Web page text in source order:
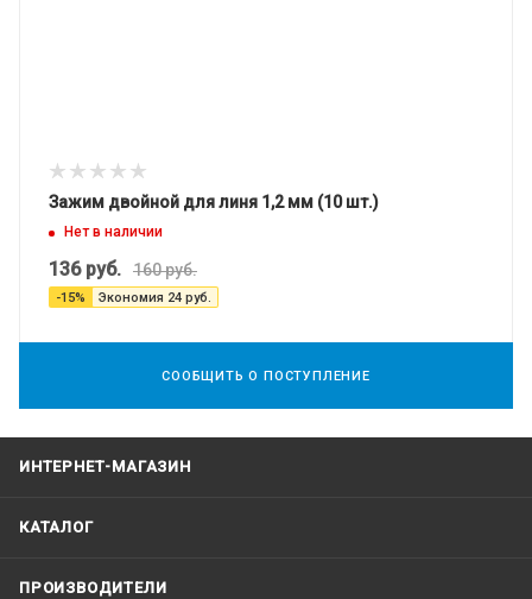
Зажим двойной для линя 1,2 мм (10 шт.)
Нет в наличии
136руб. 160руб.
-15% Экономия 24 руб.
СООБЩИТЬ О ПОСТУПЛЕНИЕ
ИНТЕРНЕТ-МАГАЗИН
КАТАЛОГ
ПРОИЗВОДИТЕЛИ